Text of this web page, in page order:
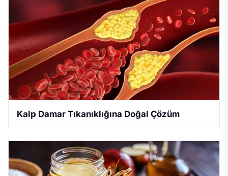
Kalp Damar Tıkanıklığına Doğal Çözüm